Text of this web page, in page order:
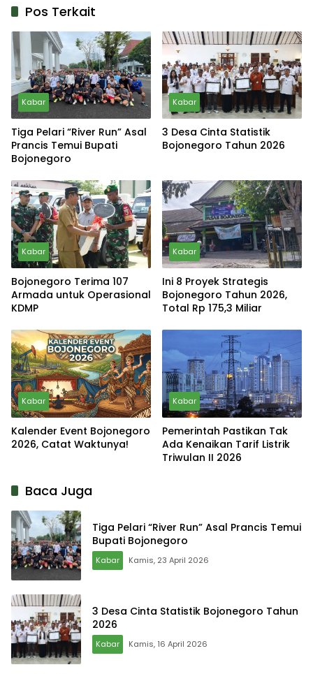
Pos Terkait
Kabar
Tiga Pelari “River Run” Asal
Prancis Temui Bupati
Bojonegoro
Kabar
3 Desa Cinta Statistik
Bojonegoro Tahun 2026
Kabar
Bojonegoro Terima 107
Armada untuk Operasional
KDMP
Kabar
Ini 8 Proyek Strategis
Bojonegoro Tahun 2026,
Total Rp 175,3 Miliar
Kabar
Kalender Event Bojonegoro
2026, Catat Waktunya!
Kabar
Pemerintah Pastikan Tak
Ada Kenaikan Tarif Listrik
Triwulan II 2026
Baca Juga
Tiga Pelari “River Run” Asal Prancis Temui
Bupati Bojonegoro
Kabar Kamis, 23 April 2026
3 Desa Cinta Statistik Bojonegoro Tahun
2026
Kabar Kamis, 16 April 2026